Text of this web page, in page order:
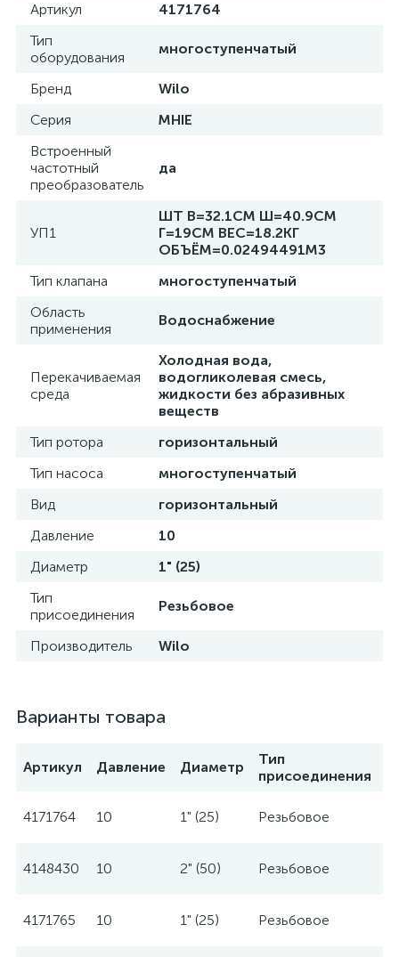
Артикул
4171764
Тип
оборудования
многоступенчатый
Бренд
Wilo
Серия
MHIE
Встроенный
частотный
преобразователь
да
УП1
ШТ В=32.1СМ Ш=40.9СМ
Г=19СМ ВЕС=18.2КГ
ОБЪЁМ=0.02494491М3
Тип клапана
многоступенчатый
Область
применения
Водоснабжение
Перекачиваемая
среда
Холодная вода,
водогликолевая смесь,
жидкости без абразивных
веществ
Тип ротора
горизонтальный
Тип насоса
многоступенчатый
Вид
горизонтальный
Давление
10
Диаметр
1" (25)
Тип
присоединения
Резьбовое
Производитель Wilo
Варианты товара
Артикул Давление Диаметр
Тип
присоединения
4171764 10 1" (25) Резьбовое
4148430 10 2" (50) Резьбовое
4171765 10 1" (25) Резьбовое